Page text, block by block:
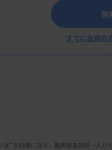
）
無
すでに会員の
ま”を的確に捉え、臨床検査技師一人